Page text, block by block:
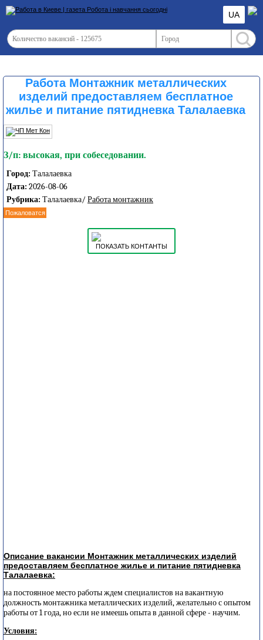
UA
Работа Монтажник металлических
изделий предоставляем бесплатное
жилье и питание пятидневка Талалаевка
З/п: высокая, при собеседовании.
Город: Талалаевка
Дата: 2026-08-06
Рубрика: Талалаевка/ Работа монтажник
Пожаловатся
ПОКАЗАТЬ КОНТАНТЫ
Описание вакансии Монтажник металлических изделий
предоставляем бесплатное жилье и питание пятидневка
Талалаевка:
на постоянное место работы ждем специалистов на вакантную
должность монтажника металлических изделий, желательно с опытом
работы от 1 года, но если не имеешь опыта в данной сфере - научим.
Условия: